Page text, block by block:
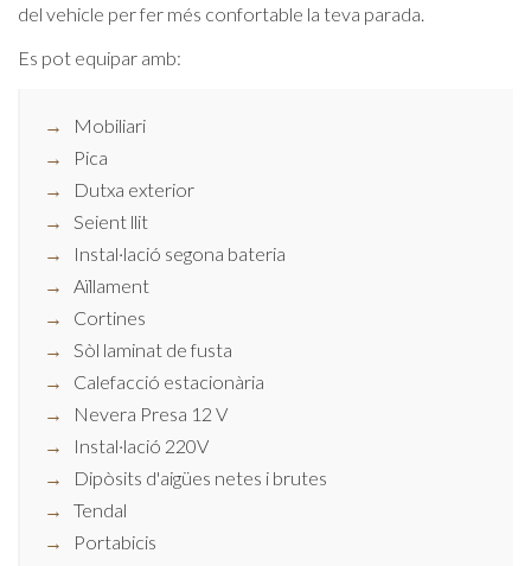
del vehicle per fer més confortable la teva parada.
Es pot equipar amb:
Mobiliari
Pica
Dutxa exterior
Seient llit
Instal·lació segona bateria
Aïllament
Cortines
Sòl laminat de fusta
Calefacció estacionària
Nevera Presa 12 V
Instal·lació 220V
Dipòsits d'aigües netes i brutes
Tendal
Portabicis